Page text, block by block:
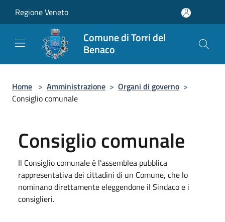
Regione Veneto
Comune di Torri del
Benaco
Home > Amministrazione > Organi di governo >
Consiglio comunale
Consiglio comunale
Il Consiglio comunale è l'assemblea pubblica
rappresentativa dei cittadini di un Comune, che lo
nominano direttamente eleggendone il Sindaco e i
consiglieri.